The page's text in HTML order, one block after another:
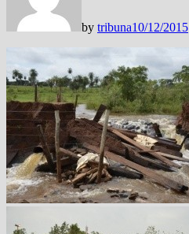
by tribuna10/12/2015